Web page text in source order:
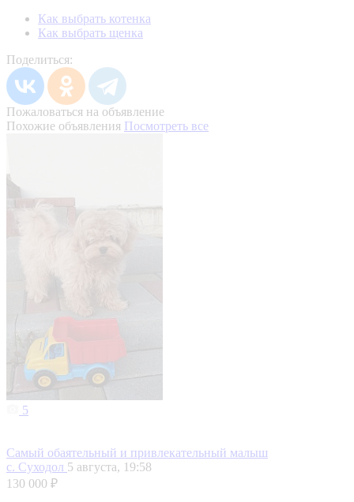
Как выбрать котенка
Как выбрать щенка
Поделиться:
Пожаловаться на объявление
Похожие объявления Посмотреть все
5
Самый обаятельный и привлекательный малыш
с. Суходол 5 августа, 19:58
130 000 ₽